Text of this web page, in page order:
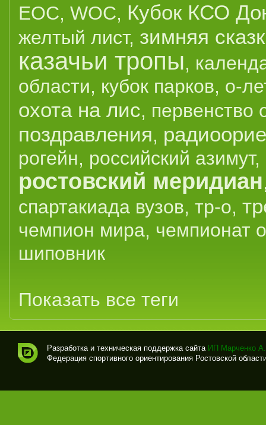
EOC, WOC, Кубок КСО
желтый лист, зимняя
казачьи тропы,
области, кубок парков, о-
охота на лис, первенство
поздравления,
рогейн, российский азимут,
ростовский меридиан
спартакиада вузов, тр-о,
чемпион мира, чемпионат
шиповник
Показать все теги
вно
Разработка и техническая поддержка сайта ИП Марченко
Федерация спортивного ориентирования Ростовской